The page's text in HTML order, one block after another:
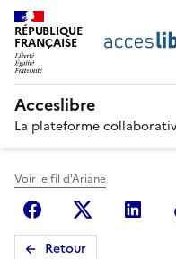
RÉPUBLIQUE
FRANÇAISE
Acceslibre
La plateforme
Voir le fil d'Ariane
FacebookX
Retour